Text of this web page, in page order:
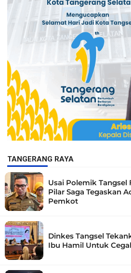
TANGERANG RAYA
Usai Polemik Tangsel
Pilar Saga Tegaskan
Pemkot
Dinkes Tangsel
Ibu Hamil Untuk